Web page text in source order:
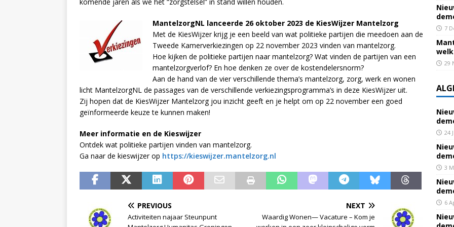
MantelzorgNL lanceerde 26 oktober 2023 de KiesWijzer Mantelzorg
Met de KiesWijzer krijg je een beeld van wat politieke partijen die meedoen aan de
Tweede Kamerverkiezingen op 22 november 2023 vinden van mantelzorg.
Hoe kijken de politieke partijen naar mantelzorg? Wat vinden de partijen van een
mantelzorgverlof? En hoe denken ze over de kostendelersnorm?
Aan de hand van de vier verschillende thema’s mantelzorg, zorg, werk en wonen
licht MantelzorgNL de passages van de verschillende verkiezingsprogramma’s in deze KiesWijzer uit.
Zij hopen dat de KiesWijzer Mantelzorg jou inzicht geeft en je helpt om op 22 november een goed
geïnformeerde keuze te kunnen maken!
Meer informatie en de Kieswijzer
Ontdek wat politieke partijen vinden van mantelzorg.
Ga naar de kieswijzer op https://kieswijzer.mantelzorg.nl
PREVIOUS
Activiteiten najaar Steunpunt
NEXT
Waardig Wonen— Vacature – Kom je
7
29
24
3
6